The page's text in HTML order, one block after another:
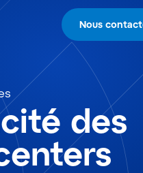
Nous
des